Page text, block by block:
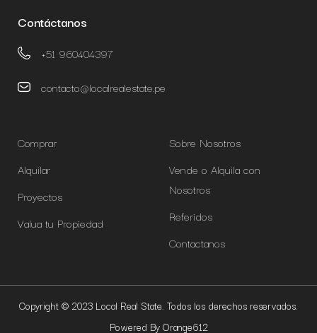
Contáctanos
+51 960404397
contacto@localrealestate.pe
Comprar
Alquilar
Proyectos
Valua tu Propiedad
Sobre Nosotros
Vende o Alquila con
Nosotros
Referidos
Contactanos
Copyright © 2023 Local Real State. Todos los derechos reservados.
Powered By Orange612